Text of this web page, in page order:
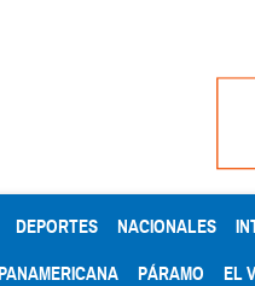
DEPORTES NACIONALES
PANAMERICANA PÁRAMO EL